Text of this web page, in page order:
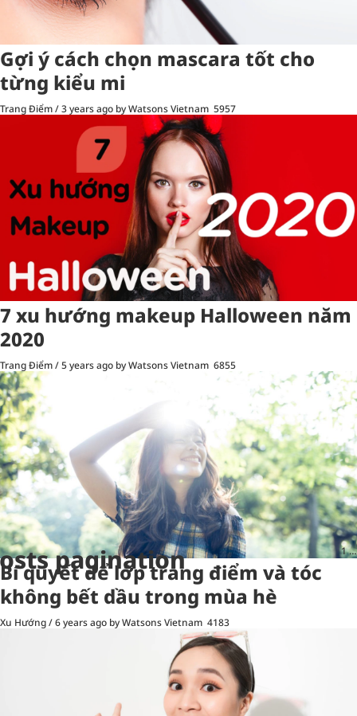
Gợi ý cách chọn mascara tốt cho
từng kiểu mi
Trang Điểm/3 years ago by Watsons Vietnam 5957
7 xu hướng makeup Halloween năm
2020
Trang Điểm/5 years ago by Watsons Vietnam 6855
Bí quyết để lớp trang điểm và tóc
không bết dầu trong mùa hè
Xu Hướng/6 years ago by Watsons Vietnam 4183
pagination 1…